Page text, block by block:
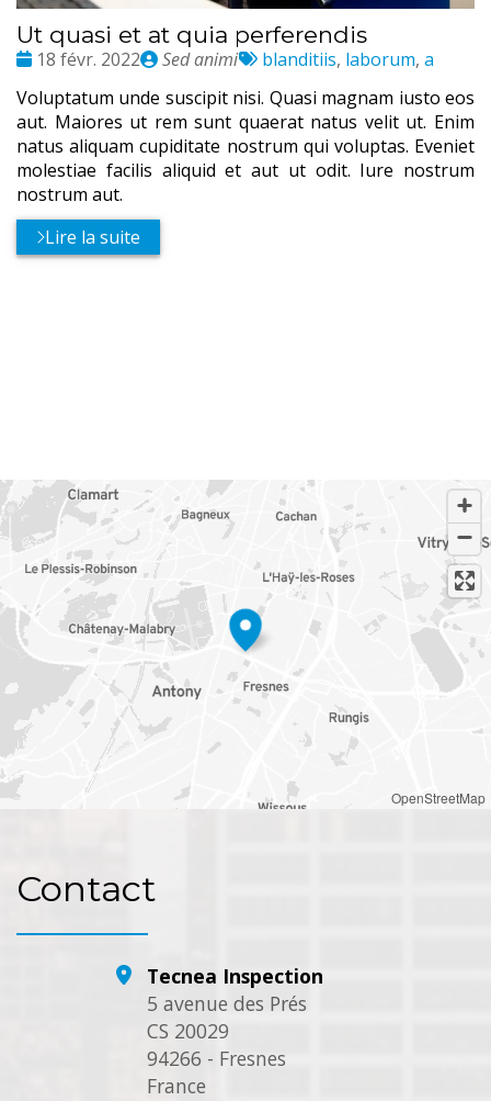
Ut quasi et at quia perferendis
Date
18 févr. 2022
Publié
Sed animi
Tags
blanditiis, laborum, a
Voluptatum unde suscipit nisi. Quasi magnam iusto eos
aut. Maiores ut rem sunt quaerat natus velit ut. Enim
natus aliquam cupiditate nostrum qui voluptas. Eveniet
molestiae facilis aliquid et aut ut odit. Iure nostrum
nostrum aut.
Lire la suite
OpenStreetMap
Contact
Tecnea Inspection
5 avenue des Prés
CS 20029
94266 - Fresnes
France